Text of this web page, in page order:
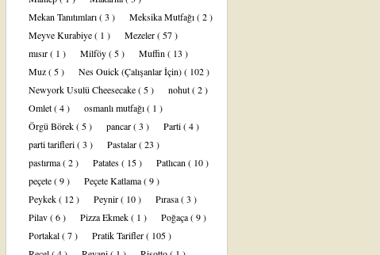
Mekan Tanıtımları( 3 ) Meksika Mutfağı( 2 )
Meyve Kurabiye( 1 ) Mezeler( 57 )
mısır( 1 ) Milföy( 5 ) Muffin ( 13 )
Muz( 5 ) Nes Ouick (Çalışanlar İçin)( 102 )
Newyork Usulü Cheesecake( 5 ) nohut( 2 )
Omlet( 4 ) osmanlı mutfağı( 1 )
Örgü Börek( 5 ) pancar( 3 ) Parti( 4 )
parti tarifleri( 3 ) Pastalar( 23 )
pastırma( 2 ) Patates( 15 ) Patlıcan ( 10 )
peçete( 9 ) Peçete Katlama( 9 )
Peykek( 12 ) Peynir( 10 ) Pırasa( 3 )
Pilav( 6 ) Pizza Ekmek( 1 ) Poğaça( 9 )
Portakal( 7 ) Pratik Tarifler( 105 )